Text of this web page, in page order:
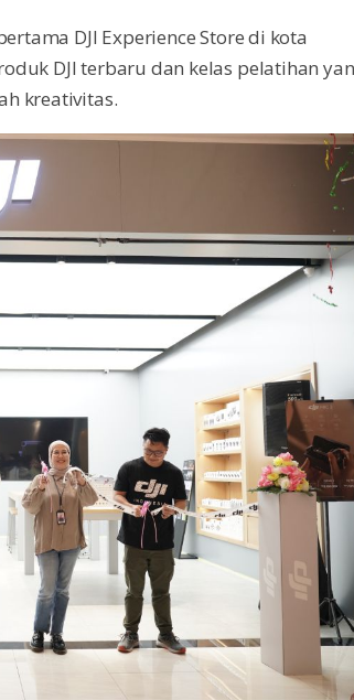
DJI Experience Store di kota
DJI terbaru dan kelas pelatihan
kreativitas.